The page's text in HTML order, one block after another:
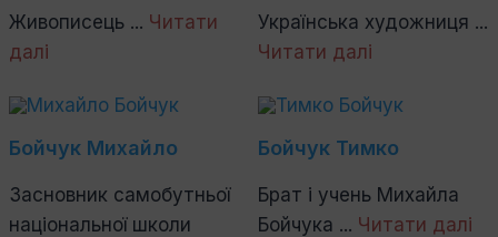
Живописець ... Читати
далі
Українська художниця ...
Читати далі
Бойчук Михайло
Засновник самобутньої
національної школи
Бойчук Тимко
Брат і учень Михайла
Бойчука ... Читати далі